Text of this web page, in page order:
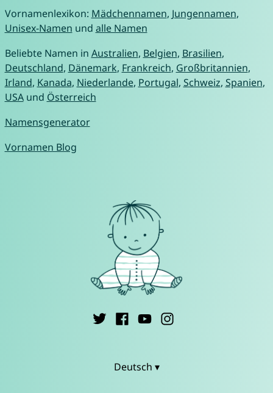
Vornamenlexikon: Mädchennamen, Jungennamen,
Unisex-Namen und alle Namen
Beliebte Namen in Australien, Belgien, Brasilien,
Deutschland, Dänemark, Frankreich, Großbritannien,
Irland, Kanada, Niederlande, Portugal, Schweiz, Spanien,
USAund Österreich
Namensgenerator
Vornamen Blog
Deutsch ▾